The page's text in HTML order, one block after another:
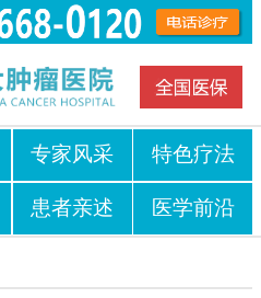
专家风采 特色疗法
患者亲述 医学前沿